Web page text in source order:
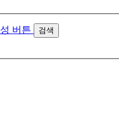
검색